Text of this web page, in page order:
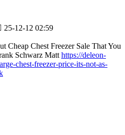
25-12-12 02:59
Cheap Chest Freezer Sale That You
Schwarz Matt https://deleon-
chest-freezer-price-its-not-as-